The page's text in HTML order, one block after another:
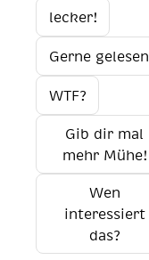
lecker!
Gerne gelesen
WTF?
Gib dir mal
mehr Mühe!
Wen
interessiert
das?